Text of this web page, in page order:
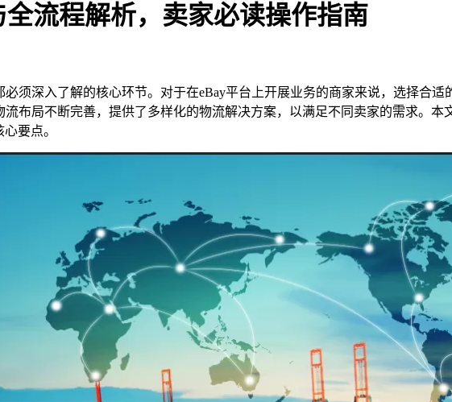
流程解析，卖家必读操作指南
须深入了解的核心环节。对于在eBay平台上开展业务的商家来说，选择合
布局不断完善，提供了多样化的物流解决方案，以满足不同卖家的需求。
要点。